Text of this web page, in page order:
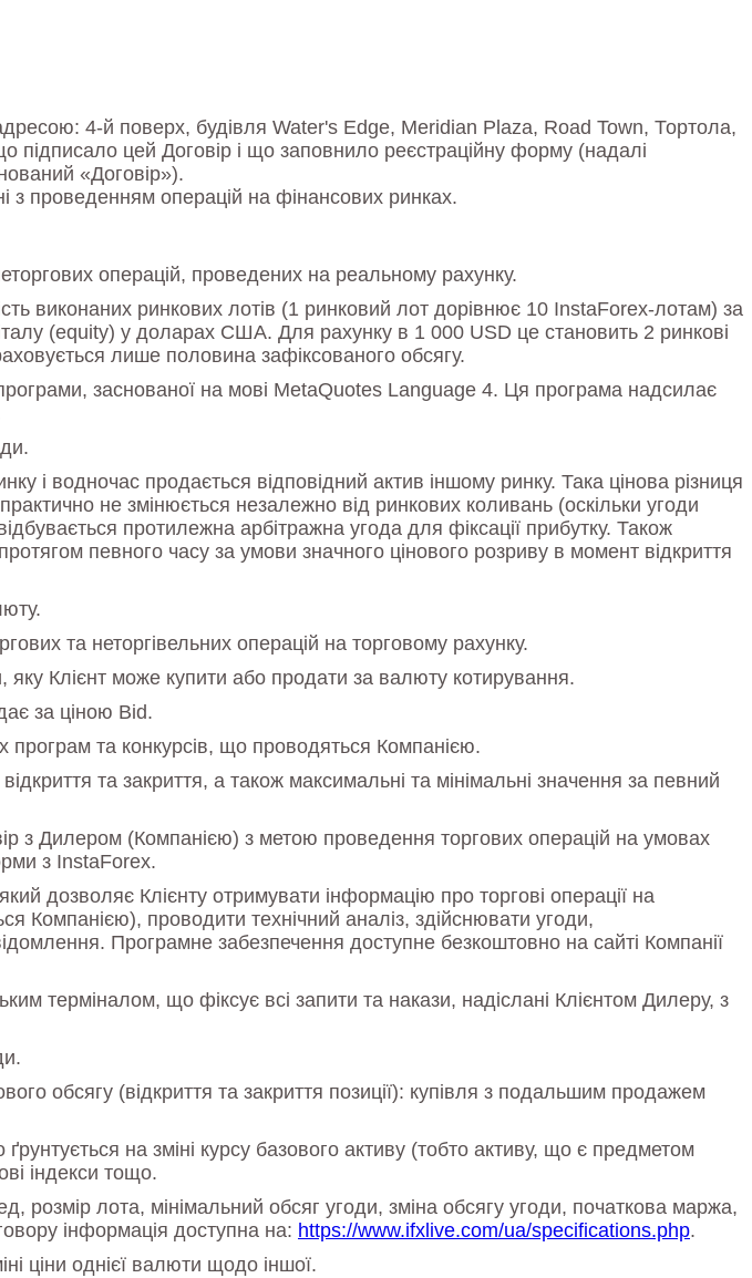
4-й поверх, будівля Water's Edge, Meridian Plaza, Road Town, Тортола,
підписало цей Договір і що заповнило реєстраційну форму (надалі
«Договір»).
з проведенням операцій на фінансових ринках.
операцій, проведених на реальному рахунку.
виконаних ринкових лотів (1 ринковий лот дорівнює 10 InstaForex-лотам) за
(equity) у доларах США. Для рахунку в 1 000 USD це становить 2 ринкові
лише половина зафіксованого обсягу.
заснованої на мові MetaQuotes Language 4. Ця програма надсилає
і водночас продається відповідний актив іншому ринку. Така цінова різниця
не змінюється незалежно від ринкових коливань (оскільки угоди
протилежна арбітражна угода для фіксації прибутку. Також
певного часу за умови значного цінового розриву в момент відкриття
та неторгівельних операцій на торговому рахунку.
Клієнт може купити або продати за валюту котирування.
за ціною Bid.
та конкурсів, що проводяться Компанією.
та закриття, а також максимальні та мінімальні значення за певний
з Дилером (Компанією) з метою проведення торгових операцій на умовах
з InstaForex.
дозволяє Клієнту отримувати інформацію про торгові операції на
Компанією), проводити технічний аналіз, здійснювати угоди,
Програмне забезпечення доступне безкоштовно на сайті Компанії
терміналом, що фіксує всі запити та накази, надіслані Клієнтом Дилеру, з
обсягу (відкриття та закриття позиції): купівля з подальшим продажем
на зміні курсу базового активу (тобто активу, що є предметом
індекси тощо.
розмір лота, мінімальний обсяг угоди, зміна обсягу угоди, початкова маржа,
інформація доступна на: https://www.ifxlive.com/ua/specifications.php.
ціни однієї валюти щодо іншої.